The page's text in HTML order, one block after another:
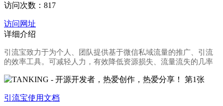
访问次数：817
访问网址
详细介绍
引流宝致力于为个人、团队提供基于微信私域流量的推广、引流
的效率工具。可减轻人力，有效降低资源损失、流量流失的几率
引流宝使用文档